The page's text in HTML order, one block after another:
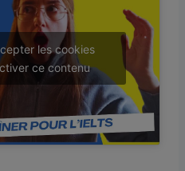
les cookies
ce contenu